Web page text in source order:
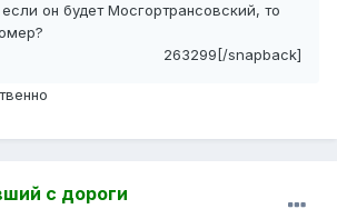
он будет Мосгортрансовский, то
263299[/snapback]
с дороги